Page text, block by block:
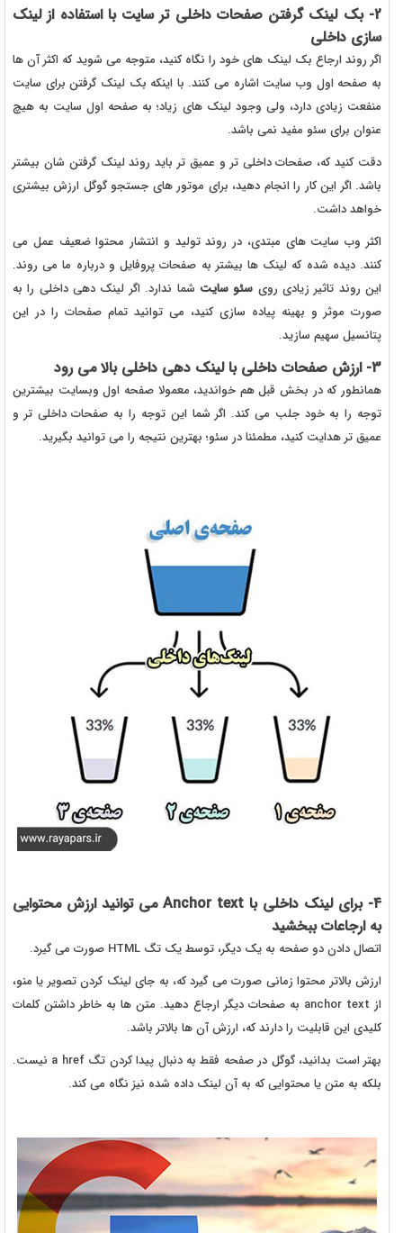
2- بک لینک گرفتن صفحات داخلی تر سایت با استفاده از لینک
سازی داخلی
اگر روند ارجاع بک لینک های خود را نگاه کنید، متوجه می شوید که اکثر آن ها
به صفحه اول وب سایت اشاره می کنند. با اینکه بک لینک گرفتن برای سایت
منفعت زیادی دارد، ولی وجود لینک های زیاد؛ به صفحه اول سایت به هیچ
عنوان برای سئو مفید نمی باشد.
دقت کنید که، صفحات داخلی تر و عمیق تر باید روند لینک گرفتن شان بیشتر
باشد. اگر این کار را انجام دهید، برای موتور های جستجو گوگل ارزش بیشتری
خواهد داشت.
اکثر وب سایت های مبتدی، در روند تولید و انتشار محتوا ضعیف عمل می
کنند. دیده شده که لینک ها بیشتر به صفحات پروفایل و درباره ما می روند.
این روند تاثیر زیادی روی سئو سایت شما ندارد. اگر لینک دهی داخلی را به
صورت موثر و بهینه پیاده سازی کنید، می توانید تمام صفحات را در این
پتانسیل سهیم سازید.
3- ارزش صفحات داخلی با لینک دهی داخلی بالا می رود
همانطور که در بخش قبل هم خواندید، معمولا صفحه اول وبسایت بیشترین
توجه را به خود جلب می کند. اگر شما این توجه را به صفحات داخلی تر و
عمیق تر هدایت کنید، مطمئنا در سئو؛ بهترین نتیجه را می توانید بگیرید.
4- برای لینک داخلی با Anchor text می توانید ارزش محتوایی
به ارجاعات ببخشید
اتصال دادن دو صفحه به یک دیگر، توسط یک تگ HTML صورت می گیرد.
ارزش بالاتر محتوا زمانی صورت می گیرد که، به جای لینک کردن تصویر یا منو،
از anchor text به صفحات دیگر ارجاع دهید. متن ها به خاطر داشتن کلمات
کلیدی این قابلیت را دارند که، ارزش آن ها بالاتر باشد.
بهتر است بدانید، گوگل در صفحه فقط به دنبال پیدا کردن تگ a href نیست.
بلکه به متن یا محتوایی که به آن لینک داده شده نیز نگاه می کند.